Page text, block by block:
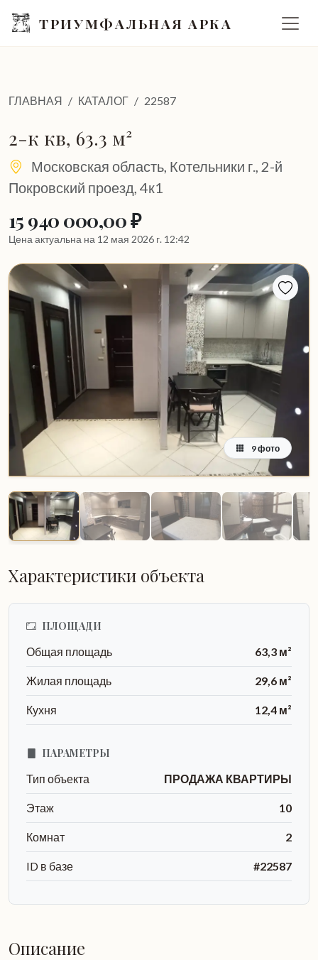
ТРИУМФАЛЬНАЯ АРКА
ГЛАВНАЯ КАТАЛОГ 22587
2-к кв, 63.3 м²
Московская область, Котельники г., 2-й
Покровский проезд, 4к1
15 940 000,00 ₽
Цена актуальна на 12 мая 2026 г. 12:42
9 фото
Характеристики объекта
ПЛОЩАДИ
Общая площадь
63,3 м²
Жилая площадь 29,6 м²
Кухня 12,4 м²
ПАРАМЕТРЫ
Тип объекта
ПРОДАЖА КВАРТИРЫ
Этаж 10
Комнат 2
ID в базе #22587
Описание